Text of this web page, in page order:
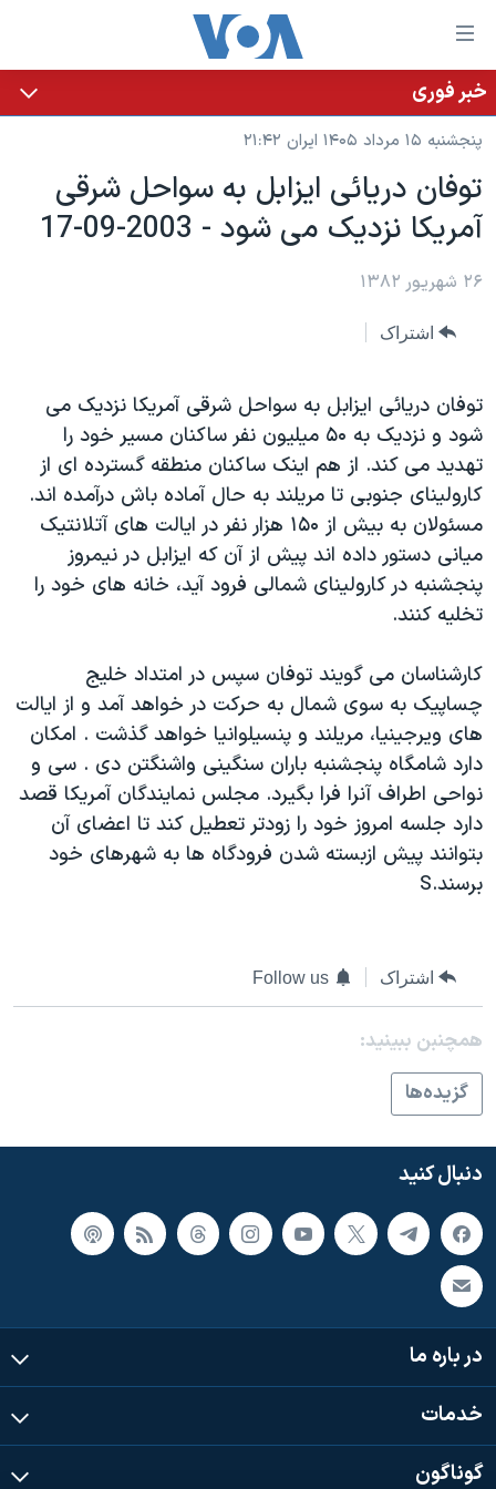
لینکهای
قابل
دسترسی
جهش
محتوای
اصلی
جهش
به
اصلی
به
جستجو
خانه
نسخه سبک وب‌سایت
موضوع ها
ایران
آمریکا
گزیده‌ها
ویژه برنامه‌ها
ویدیوها
فرهنگ و زندگی
حقوق شهروندی
اقتصادی
اسرائیل در جنگ
گالری عکس
آرشیو پخش زنده
برنامه های تلویزیونی
جدول برنامه ها
صفحه‌های ویژه
عملیات خشم حماسی
۲۵۰سالگی آمریکا
بایگانی برنامه‌های تلویزیونی
مستندها
انتخابات ریاست جمهوری آمریکا ۲۰۲۴
حمله جمهوری اسلامی به اسرائیل
ورزش زنان در ایران
اعتراضات زن، زندگی، آزادی
مجموعه مستندهای دادخواهی
تریبونال مردمی آبان ۹۸
دادگاه حمید نوری
چهل سال گروگان‌گیری
نرگس محمدی برنده جایزه نوبل صلح
همایش محافظه‌کاران آمریکا «سی‌پک»
صفحه‌های ویژه
پخش رادیویی
یادگیری زبان انگلیسی
دنبال کنید
زبانهای مختلف
خبر فوری
پنجشنبه ۱۵ مرداد ۱۴۰۵ ایران ۲۱:۴۲
توفان دريائی ايزابل به سواحل شرقی
آمريکا نزديک می شود - 2003-09-17
۲۶ شهریور ۱۳۸۲
اشتراک
توفان دريائی ايزابل به سواحل شرقی آمريکا نزديک می
شود و نزديک به ۵۰ ميليون نفر ساکنان مسير خود را
تهديد می کند. از هم اينک ساکنان منطقه گسترده ای از
کارولينای جنوبی تا مريلند به حال آماده باش درآمده اند.
مسئولان به بيش از ۱۵۰ هزار نفر در ايالت های آتلانتيک
ميانی دستور داده اند پيش از آن که ايزابل در نيمروز
پنجشنبه در کارولينای شمالی فرود آيد، خانه های خود را
تخليه کنند.
کارشناسان می گويند توفان سپس در امتداد خليج
چساپيک به سوی شمال به حرکت در خواهد آمد و از ايالت
های ويرجينيا، مريلند و پنسيلوانيا خواهد گذشت . امکان
دارد شامگاه پنجشنبه باران سنگينی واشنگتن دی . سی و
نواحی اطراف آنرا فرا بگيرد. مجلس نمايندگان آمريکا قصد
دارد جلسه امروز خود را زودتر تعطيل کند تا اعضای آن
بتوانند پيش ازبسته شدن فرودگاه ها به شهرهای خود
برسند.S
اشتراک Follow us
همچنبن ببینید:
گزيده‌ها
دنبال کنید
در باره ما
خدمات
گوناگون